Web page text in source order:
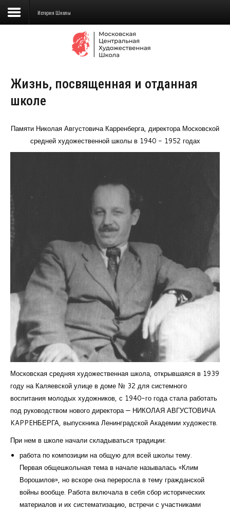
Сведения об образовательной
Школа
Училище
Детская Художественная школа
Поступающим
Образование
Доп. образование
Курсы повышения квалификации
Центр непрерывного образования
Конкурсы
Творческий инкубатор
История Школы
Жизнь, посвященная и отданная
школе
Памяти Николая Августовича Карренберга, директора Московской
средней художественной школы в 1940 - 1952 годах
Московская средняя художественная школа, открывшаяся в 1939
году на Каляевской улице в доме № 32 для системного
воспитания молодых художников, с 1940-го года стала работать
под руководством нового директора — НИКОЛАЯ АВГУСТОВИЧА
KAPPEНБЕРГА, выпускника Ленинградской Академии художеств.
При нем в школе начали складываться традиции:
работа по композиции на общую для всей школы тему.
Первая общешкольная тема в начале называлась «Клим
Ворошилов», но вскоре она переросла в тему гражданской
войны вообще. Работа включала в себя сбор исторических
материалов и их систематизацию, встречи с участниками